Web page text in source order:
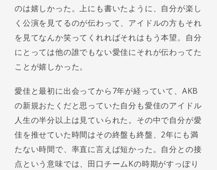
のは嬉しかった。上にも書いたように、自分が楽し
く公演を見てるのが伝わって、アイドルの方もそれ
を見てなんか笑ってくれればそれはもう本望。自分
にとっては他の誰でもない愛佳にそれが伝わってた
ことが嬉しかった。
愛佳と最初に出会ってから7年が経っていて、AKB
の新規おたくだと思っていた自分も愛佳のアイドル
人生の半分以上は見ていられた。その中で自分が愛
佳を推せていた時間はその終盤も終盤、2年にも満
たない時間で、率直に言えば短かった。自分との接
点という意味では、田口チームKの時期がすっぽり